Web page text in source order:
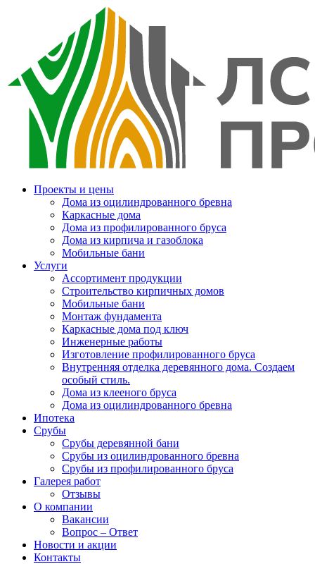
Проекты и цены
Дома из оцилиндрованного бревна
Каркасные дома
Дома из профилированного бруса
Дома из кирпича и газоблока
Мобильные бани
Услуги
Ассортимент продукции
Строительство кирпичных домов
Мобильные бани
Монтаж фундамента
Каркасные дома под ключ
Инженерные работы
Изготовление профилированного бруса
Внутренняя отделка деревянного дома. Создаем
особый стиль.
Дома из клееного бруса
Дома из оцилиндрованного бревна
Ипотека
Срубы
Срубы деревянной бани
Срубы из оцилиндрованного бревна
Срубы из профилированного бруса
Галерея работ
Отзывы
О компании
Вакансии
Вопрос – Ответ
Новости и акции
Контакты